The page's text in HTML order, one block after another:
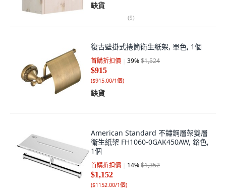
缺貨
(9)
復古壁掛式捲筒衛生紙架, 單色, 1個
首購折扣價 39%$1,524
$915
($915.00/1個)
缺貨
American Standard 不鏽鋼層架雙層
衛生紙架 FH1060-0GAK450AW, 鉻色,
1個
首購折扣價 14%$1,352
$1,152
($1152.00/1個)